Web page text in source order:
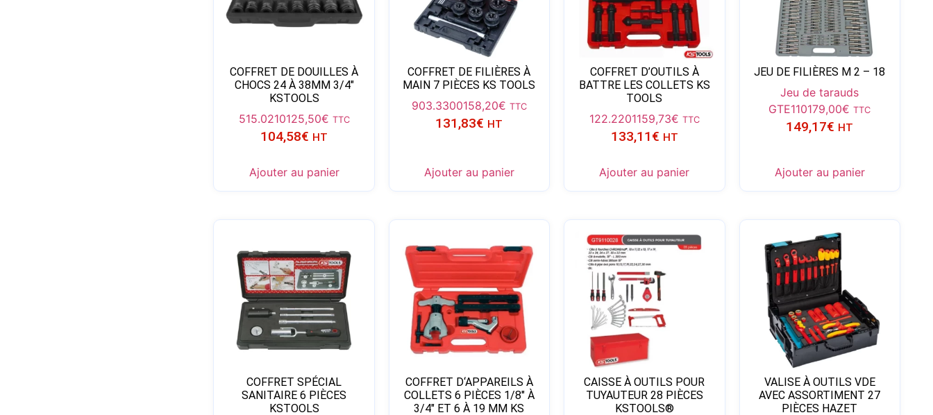
COFFRET DE DOUILLES À
CHOCS 24 À 38MM 3/4″
KSTOOLS
515.0210125,50€ TTC
104,58€ HT
Ajouter au panier
COFFRET DE FILIÈRES À
MAIN 7 PIÈCES KS TOOLS
903.3300158,20€ TTC
131,83€ HT
Ajouter au panier
COFFRET D’OUTILS À
BATTRE LES COLLETS KS
TOOLS
122.2201159,73€ TTC
133,11€ HT
Ajouter au panier
JEU DE FILIÈRES M 2 – 18
Jeu de tarauds
GTE110179,00€ TTC
149,17€ HT
Ajouter au panier
COFFRET SPÉCIAL
SANITAIRE 6 PIÈCES
KSTOOLS
COFFRET D‘APPAREILS À
COLLETS 6 PIÈCES 1/8″ À
3/4″ ET 6 À 19 MM KS
CAISSE À OUTILS POUR
TUYAUTEUR 28 PIÈCES
KSTOOLS®
VALISE À OUTILS VDE
AVEC ASSORTIMENT 27
PIÈCES HAZET